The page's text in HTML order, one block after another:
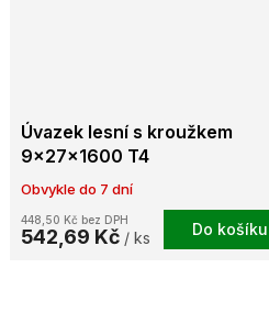
Úvazek lesní s kroužkem
9x27x1600 T4
Obvykle do 7 dní
448,50 Kč bez DPH
542,69 Kč / ks Do košíku